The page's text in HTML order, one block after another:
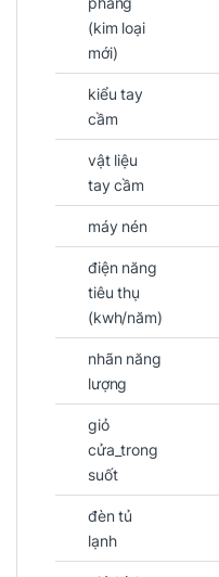
(kim loại
mới)
kiểu tay
cầm
vật liệu
tay cầm
máy nén
điện năng
tiêu thụ
(kwh/năm)
nhãn năng
lượng
giỏ
cửa_trong
suốt
đèn tủ
lạnh